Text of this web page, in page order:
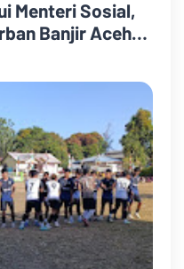
Menteri Sosial,
Banjir Aceh